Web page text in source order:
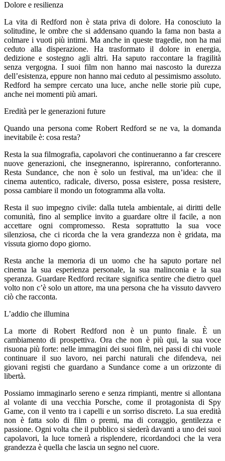
Dolore e resilienza
La vita di Redford non è stata priva di dolore. Ha conosciuto la
solitudine, le ombre che si addensano quando la fama non basta a
colmare i vuoti più intimi. Ma anche in queste tragedie, non ha mai
ceduto alla disperazione. Ha trasformato il dolore in energia,
dedizione e sostegno agli altri. Ha saputo raccontare la fragilità
senza vergogna. I suoi film non hanno mai nascosto la durezza
dell’esistenza, eppure non hanno mai ceduto al pessimismo assoluto.
Redford ha sempre cercato una luce, anche nelle storie più cupe,
anche nei momenti più amari.
Eredità per le generazioni future
Quando una persona come Robert Redford se ne va, la domanda
inevitabile è: cosa resta?
Resta la sua filmografia, capolavori che continueranno a far crescere
nuove generazioni, che insegneranno, ispireranno, conforteranno.
Resta Sundance, che non è solo un festival, ma un’idea: che il
cinema autentico, radicale, diverso, possa esistere, possa resistere,
possa cambiare il mondo un fotogramma alla volta.
Resta il suo impegno civile: dalla tutela ambientale, ai diritti delle
comunità, fino al semplice invito a guardare oltre il facile, a non
accettare ogni compromesso. Resta soprattutto la sua voce
silenziosa, che ci ricorda che la vera grandezza non è gridata, ma
vissuta giorno dopo giorno.
Resta anche la memoria di un uomo che ha saputo portare nel
cinema la sua esperienza personale, la sua malinconia e la sua
speranza. Guardare Redford recitare significa sentire che dietro quel
volto non c’è solo un attore, ma una persona che ha vissuto davvero
ciò che racconta.
L’addio che illumina
La morte di Robert Redford non è un punto finale. È un
cambiamento di prospettiva. Ora che non è più qui, la sua voce
risuona più forte: nelle immagini dei suoi film, nei passi di chi vuole
continuare il suo lavoro, nei parchi naturali che difendeva, nei
giovani registi che guardano a Sundance come a un orizzonte di
libertà.
Possiamo immaginarlo sereno e senza rimpianti, mentre si allontana
al volante di una vecchia Porsche, come il protagonista di Spy
Game, con il vento tra i capelli e un sorriso discreto. La sua eredità
non è fatta solo di film o premi, ma di coraggio, gentilezza e
passione. Ogni volta che il pubblico si siederà davanti a uno dei suoi
capolavori, la luce tornerà a risplendere, ricordandoci che la vera
grandezza è quella che lascia un segno nel cuore.